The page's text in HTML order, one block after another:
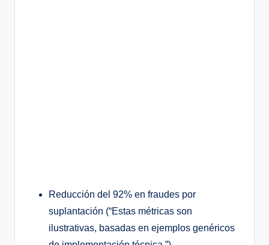
Reducción del 92% en fraudes por
suplantación (“Estas métricas son
ilustrativas, basadas en ejemplos genéricos